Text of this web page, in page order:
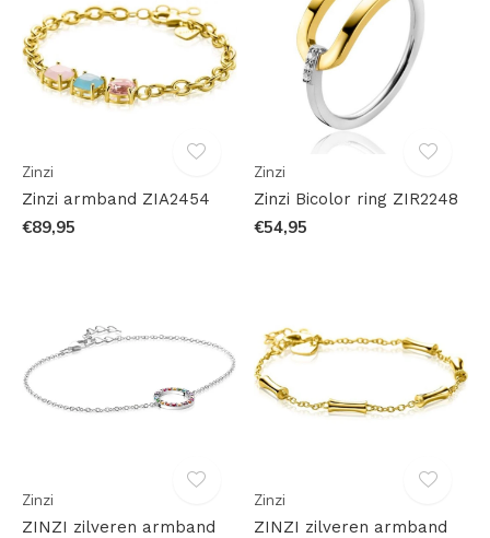
Zinzi
Zinzi armband ZIA2454
€89,95
Zinzi
Zinzi Bicolor ring ZIR2248
€54,95
Zinzi
ZINZI zilveren armband
Zinzi
ZINZI zilveren armband